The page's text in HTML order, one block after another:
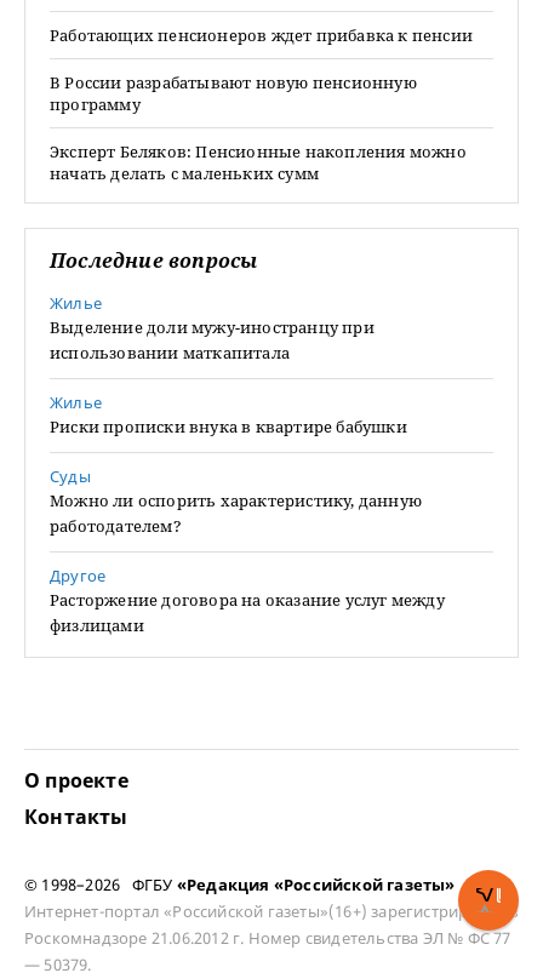
Работающих пенсионеров ждет прибавка к пенсии
В России разрабатывают новую пенсионную
программу
Эксперт Беляков: Пенсионные накопления можно
начать делать с маленьких сумм
Последние вопросы
Жилье
Выделение доли мужу-иностранцу при
использовании маткапитала
Жилье
Риски прописки внука в квартире бабушки
Суды
Можно ли оспорить характеристику, данную
работодателем?
Другое
Расторжение договора на оказание услуг между
физлицами
О проекте
Контакты
© 1998–2026 ФГБУ «Редакция «Российской газеты»
Интернет-портал «Российской газеты»(16+) зарегистрирован в
Роскомнадзоре 21.06.2012 г. Номер свидетельства ЭЛ № ФС 77
— 50379.